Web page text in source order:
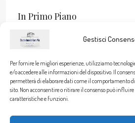
Gestisci
Per fornire le migliori esperienze, utilizziamo
e/o accedere alle informazioni del dispositivo. Il
permetterà di elaborare dati come il comportamento
sito. Non acconsentire o ritirare il consenso può
caratteristiche e funzioni.
In Primo Piano
Stato Dell’immobile
Vendita